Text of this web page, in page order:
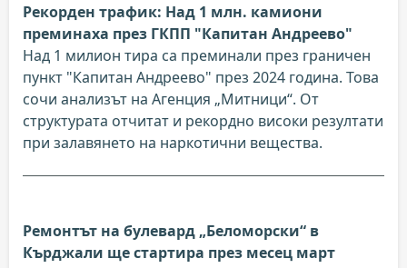
Рекорден трафик: Над 1 млн. камиони
преминаха през ГКПП "Капитан Андреево"
Над 1 милион тира са преминали през граничен
пункт "Капитан Андреево" през 2024 година. Това
сочи анализът на Агенция „Митници“. От
структурата отчитат и рекордно високи резултати
при залавянето на наркотични вещества.
Ремонтът на булевард „Беломорски“ в
Кърджали ще стартира през месец март